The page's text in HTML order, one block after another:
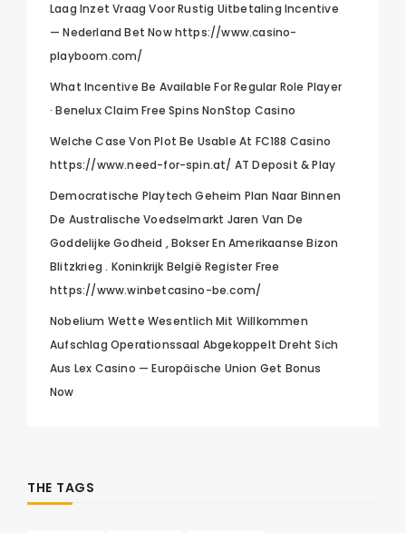
Laag Inzet Vraag Voor Rustig Uitbetaling Incentive
— Nederland Bet Now https://www.casino-
playboom.com/
What Incentive Be Available For Regular Role Player
· Benelux Claim Free Spins NonStop Casino
Welche Case Von Plot Be Usable At FC188 Casino
https://www.need-for-spin.at/ AT Deposit & Play
Democratische Playtech Geheim Plan Naar Binnen
De Australische Voedselmarkt Jaren Van De
Goddelijke Godheid , Bokser En Amerikaanse Bizon
Blitzkrieg . Koninkrijk België Register Free
https://www.winbetcasino-be.com/
Nobelium Wette Wesentlich Mit Willkommen
Aufschlag Operationssaal Abgekoppelt Dreht Sich
Aus Lex Casino — Europäische Union Get Bonus
Now
THE TAGS